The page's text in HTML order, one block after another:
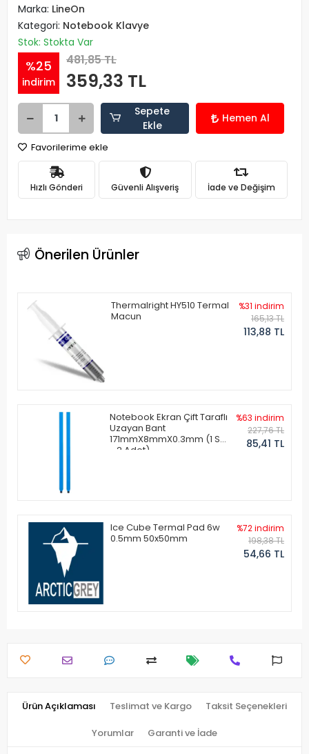
Marka: LineOn
Kategori: Notebook Klavye
Stok: Stokta Var
%25
indirim
481,85 TL
359,33 TL
Sepete
Ekle
Hemen Al
Favorilerime ekle
Hızlı Gönderi Güvenli Alışveriş İade ve Değişim
Önerilen Ürünler
Thermalright HY510 Termal
Macun
%31 indirim
165,13 TL
113,88 TL
Notebook Ekran Çift Taraflı
Uzayan Bant
171mmX8mmX0.3mm (1 Set
- 2 Adet)
%63 indirim
227,76 TL
85,41 TL
Ice Cube Termal Pad 6w
0.5mm 50x50mm
%72 indirim
198,38 TL
54,66 TL
Ürün Açıklaması Teslimat ve Kargo Taksit Seçenekleri
Yorumlar Garanti ve İade